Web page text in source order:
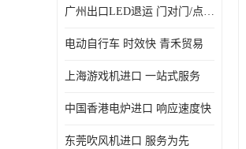
广州出口LED退运 门对门/点对点
电动自行车 时效快 青禾贸易
上海游戏机进口 一站式服务
中国香港电炉进口 响应速度快
东莞吹风机进口 服务为先